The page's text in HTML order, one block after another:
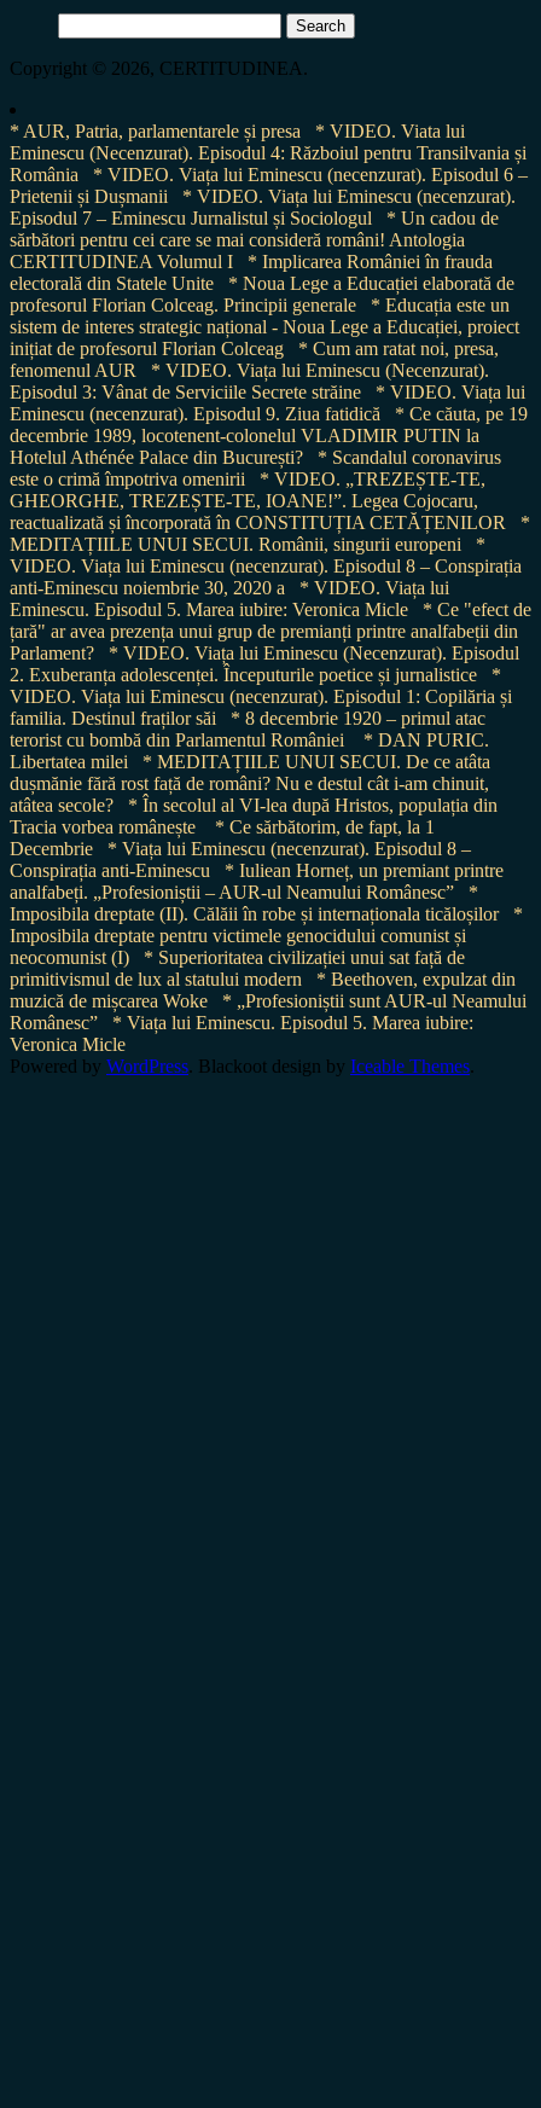
for:
Copyright © 2026, CERTITUDINEA.
* AUR, Patria, parlamentarele și presa
* VIDEO. Viata lui
Eminescu (Necenzurat). Episodul 4: Războiul pentru Transilvania și
România
* VIDEO. Viața lui Eminescu (necenzurat). Episodul 6 –
Prietenii și Dușmanii
* VIDEO. Viața lui Eminescu (necenzurat).
Episodul 7 – Eminescu Jurnalistul și Sociologul
* Un cadou de
sărbători pentru cei care se mai consideră români! Antologia
CERTITUDINEA Volumul I
* Implicarea României în frauda
electorală din Statele Unite
* Noua Lege a Educației elaborată de
profesorul Florian Colceag. Principii generale
* Educația este un
sistem de interes strategic național - Noua Lege a Educației, proiect
inițiat de profesorul Florian Colceag
* Cum am ratat noi, presa,
fenomenul AUR
* VIDEO. Viața lui Eminescu (Necenzurat).
Episodul 3: Vânat de Serviciile Secrete străine
* VIDEO. Viața lui
Eminescu (necenzurat). Episodul 9. Ziua fatidică
* Ce căuta, pe 19
decembrie 1989, locotenent-colonelul VLADIMIR PUTIN la
Hotelul Athénée Palace din București?
* Scandalul coronavirus
este o crimă împotriva omenirii
* VIDEO. „TREZEȘTE-TE,
GHEORGHE, TREZEȘTE-TE, IOANE!”. Legea Cojocaru,
reactualizată și încorporată în CONSTITUȚIA CETĂȚENILOR
*
MEDITAȚIILE UNUI SECUI. Românii, singurii europeni
*
VIDEO. Viața lui Eminescu (necenzurat). Episodul 8 – Conspirația
anti-Eminescu noiembrie 30, 2020 a
* VIDEO. Viața lui
Eminescu. Episodul 5. Marea iubire: Veronica Micle
* Ce "efect de
țară" ar avea prezența unui grup de premianți printre analfabeții din
Parlament?
* VIDEO. Viața lui Eminescu (Necenzurat). Episodul
2. Exuberanța adolescenței. Începuturile poetice și jurnalistice
*
VIDEO. Viața lui Eminescu (necenzurat). Episodul 1: Copilăria și
familia. Destinul fraților săi
* 8 decembrie 1920 – primul atac
terorist cu bombă din Parlamentul României
* DAN PURIC.
Libertatea milei
* MEDITAȚIILE UNUI SECUI. De ce atâta
dușmănie fără rost față de români? Nu e destul cât i-am chinuit,
atâtea secole?
* În secolul al VI-lea după Hristos, populația din
Tracia vorbea românește
* Ce sărbătorim, de fapt, la 1
Decembrie
* Viața lui Eminescu (necenzurat). Episodul 8 –
Conspirația anti-Eminescu
* Iuliean Horneț, un premiant printre
analfabeți. „Profesioniștii – AUR-ul Neamului Românesc”
*
Imposibila dreptate (II). Călăii în robe și internaționala ticăloșilor
*
Imposibila dreptate pentru victimele genocidului comunist și
neocomunist (I)
* Superioritatea civilizației unui sat față de
primitivismul de lux al statului modern
* Beethoven, expulzat din
muzică de mișcarea Woke
* „Profesioniștii sunt AUR-ul Neamului
Românesc”
* Viața lui Eminescu. Episodul 5. Marea iubire:
Veronica Micle
Powered by WordPress. Blackoot design by Iceable Themes.